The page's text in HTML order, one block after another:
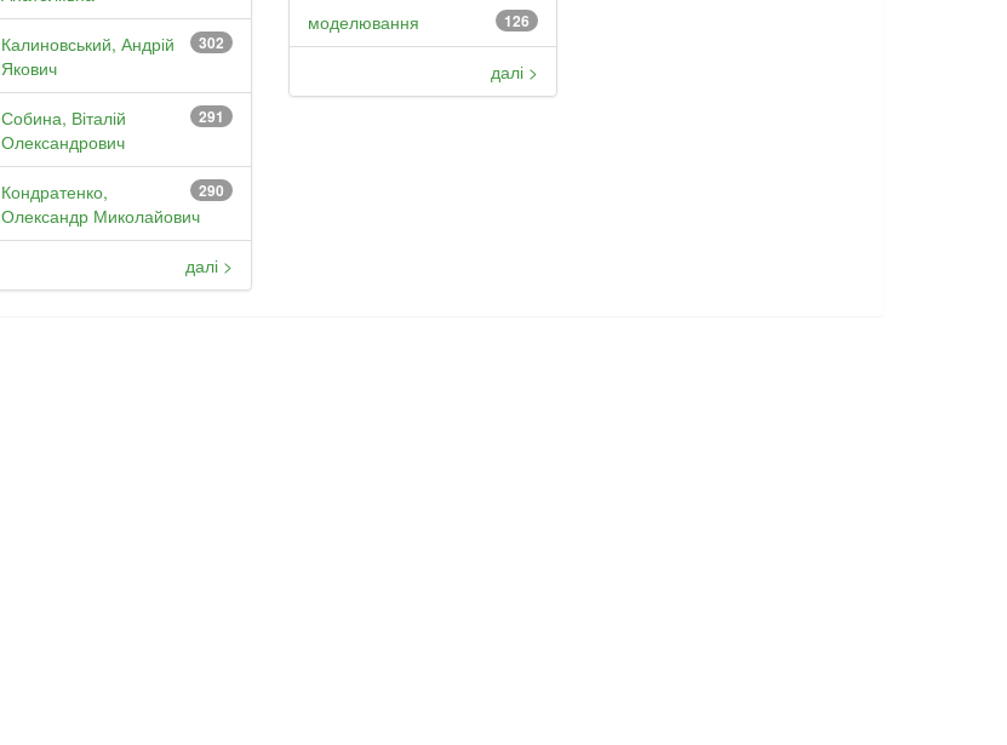
302
Калиновський, Андрій
Якович
291
Собина, Віталій
Олександрович
290
Кондратенко,
Олександр Миколайович
далі >
126
моделювання
далі >